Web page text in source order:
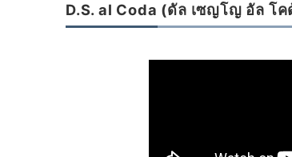
D.S. al Coda (ดัล เซญโญ อัล โค